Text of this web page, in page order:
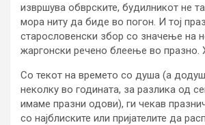
извршува обврските, будилникот не
мора ниту да биде во погон. И тој
старословенски збор со значење на
жаргонски речено блеење во празно.
Со текот на времето со душа (а
неколку во годината, за разлика од
имаме празни одови), ги чекав
со најблиските или пријателите да